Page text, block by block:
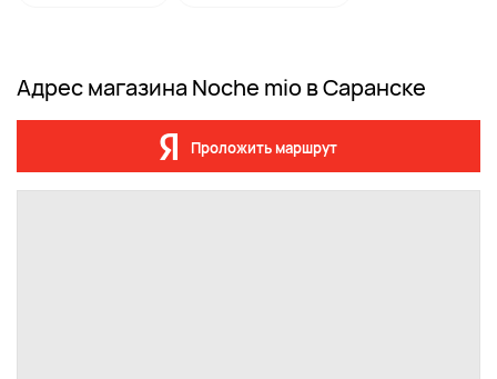
Адрес магазина Noche mio в Саранске
Проложить маршрут